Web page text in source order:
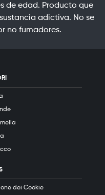
de edad. Producto que
adictiva. No se
no fumadores.
dei Cookie